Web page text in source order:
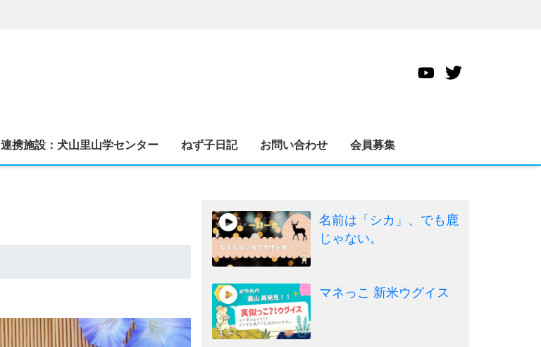
連携施設：犬山里山学センター ねず子日記 お問い合わせ 会員募集
名前は「シカ」、でも鹿
じゃない。
マネっこ 新米ウグイス